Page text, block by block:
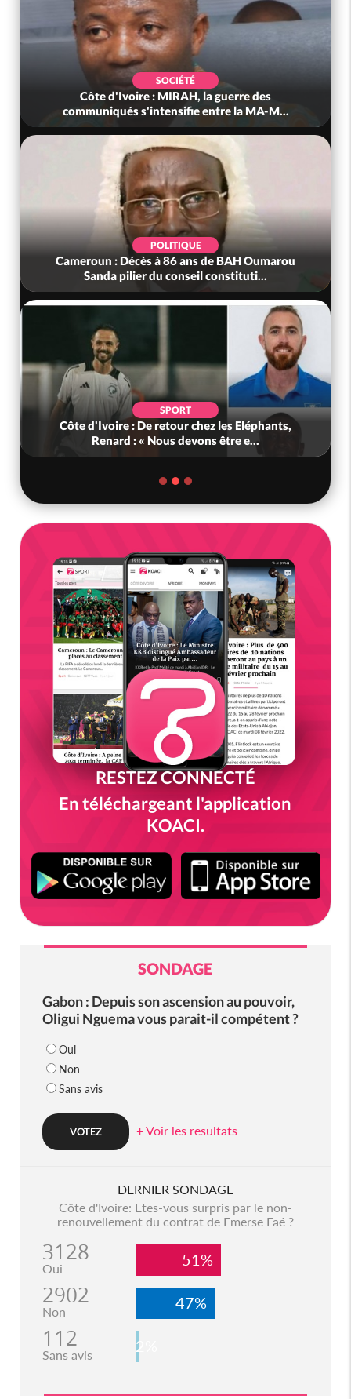
SOCIÉTÉ
Côte d'Ivoire : MIRAH, la guerre des
communiqués s'intensifie entre la MA-M...
POLITIQUE
Cameroun : Décès à 86 ans de BAH Oumarou
Sanda pilier du conseil constituti...
SPORT
Côte d'Ivoire : De retour chez les Eléphants,
Renard : « Nous devons être e...
RESTEZ CONNECTÉ
En téléchargeant l'application
KOACI.
SONDAGE
Gabon : Depuis son ascension au pouvoir,
Oligui Nguema vous parait-il compétent ?
Oui
Non
Sans avis
+ Voir les resultats
DERNIER SONDAGE
Côte d'Ivoire: Etes-vous surpris par le non-
renouvellement du contrat de Emerse Faé ?
3128
Oui 51%
2902
Non 47%
112
Sans avis 2%